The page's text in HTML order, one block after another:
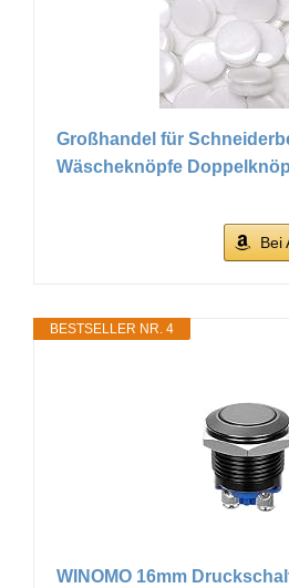
Großhandel für
Wäscheknöpfe
Bei
BESTSELLER NR. 4
WINOMO 16mm